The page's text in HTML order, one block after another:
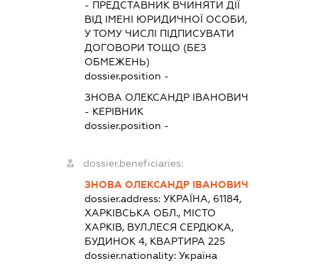
- ПРЕДСТАВНИКВЧИНЯТИ ДІЇ
ВІД ІМЕНІ ЮРИДИЧНОЇ ОСОБИ,
У ТОМУ ЧИСЛІ ПІДПИСУВАТИ
ДОГОВОРИ ТОЩО (БЕЗ
ОБМЕЖЕНЬ)
dossier.position -
ЗНОВА ОЛЕКСАНДР ІВАНОВИЧ
- КЕРІВНИК
dossier.position -
dossier.beneficiaries:
ЗНОВА ОЛЕКСАНДР ІВАНОВИЧ
dossier.address: УКРАЇНА, 61184,
ХАРКІВСЬКА ОБЛ., МІСТО
ХАРКІВ, ВУЛ.ЛЕСЯ СЕРДЮКА,
БУДИНОК 4, КВАРТИРА 225
dossier.nationality: Україна